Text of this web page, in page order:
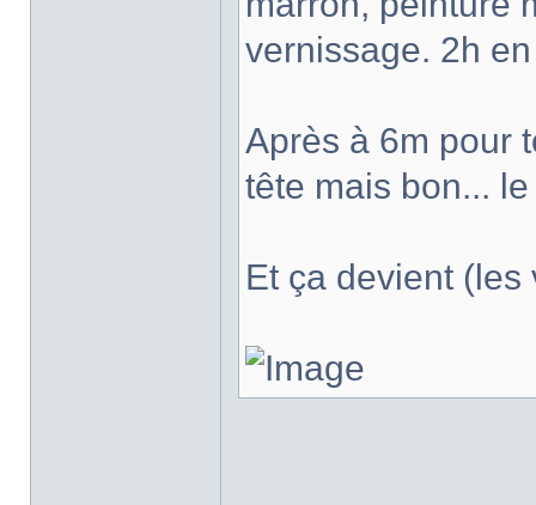
vernissage. 2h
Après à 6m pour
tête mais bon...
Et ça devient